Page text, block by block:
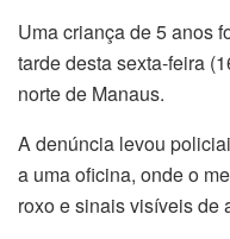
Uma criança de 5 anos
tarde desta sexta-feira
norte de Manaus.
A denúncia levou
a uma oficina, onde o
roxo e sinais visíveis de